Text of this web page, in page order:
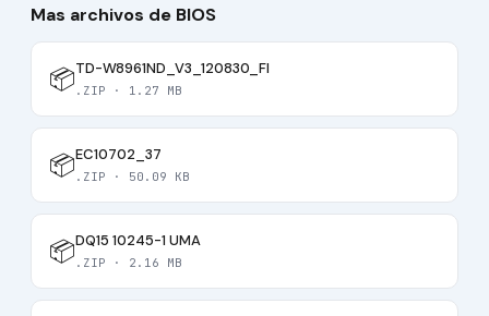
Mas archivos de BIOS
📦TD-W8961ND_V3_120830_FI
.ZIP · 1.27 MB
📦EC10702_37
.ZIP · 50.09 KB
📦DQ15 10245-1 UMA
.ZIP · 2.16 MB